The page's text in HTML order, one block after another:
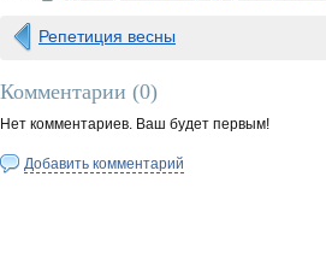
Репетиция весны
Комментарии (0)
Нет комментариев. Ваш будет первым!
Добавить комментарий